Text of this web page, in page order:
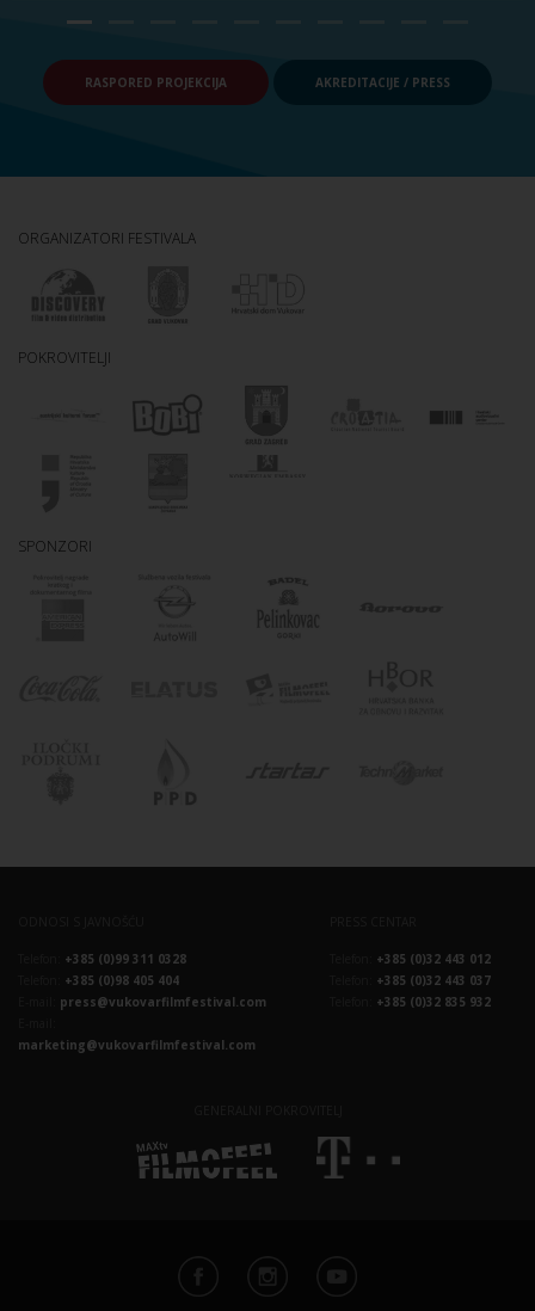
RASPORED PROJEKCIJA AKREDITACIJE / PRESS
ORGANIZATORI FESTIVALA
POKROVITELJI
SPONZORI
+385 (0)99 311 0328
+385 (0)98 405 404
press@vukovarfilmfestival.com
marketing@vukovarfilmfestival.com
+385 (0)32 443 012
+385 (0)32 443 037
+385 (0)32 835 932